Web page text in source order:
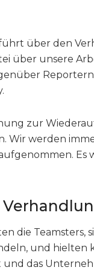
über den
über unsere
zur
Wir werden
die Teamsters,
und hielten
das